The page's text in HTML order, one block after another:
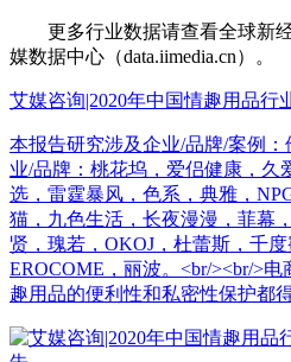
更多行业数据请查看全球新
媒数据中心（data.iimedia.cn）。
艾媒咨询|2020年中国情趣用品行
本报告研究涉及企业/品牌/案例
业/品牌：桃花坞，爱侣健康，久
选，雷霆暴风，色系，典雅，
猫，九色生活，长夜漫漫，菲幕
贤，瑰若，OKOJ，杜蕾斯，千
EROCOME，丽波。<br/><br/>
趣用品的便利性和私密性保护都